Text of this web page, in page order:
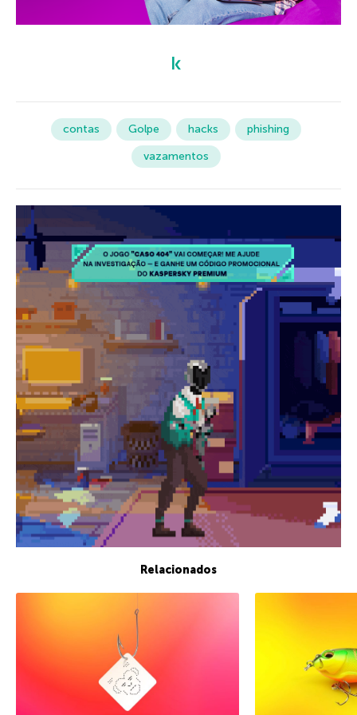
contas Golpe hacks
phishing
vazamentos
Relacionados